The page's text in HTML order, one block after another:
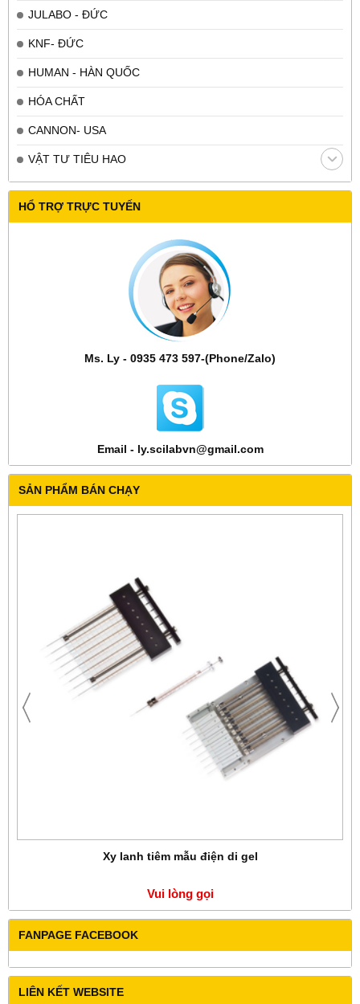
JULABO - ĐỨC
KNF- ĐỨC
HUMAN - HÀN QUỐC
HÓA CHẤT
CANNON- USA
VẬT TƯ TIÊU HAO
HỔ TRỢ TRỰC TUYẾN
Ms. Ly - 0935 473 597-(Phone/Zalo)
Email - ly.scilabvn@gmail.com
SẢN PHẨM BÁN CHẠY
Xy lanh tiêm mẫu điện di gel
Vui lòng gọi
FANPAGE FACEBOOK
LIÊN KẾT WEBSITE